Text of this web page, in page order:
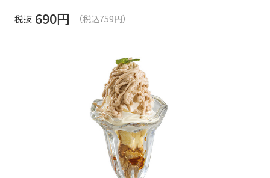
税抜 690円 （税込759円）